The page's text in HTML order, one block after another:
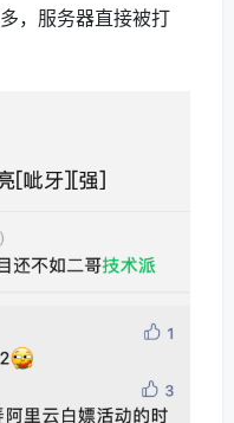
，服务器直接被打